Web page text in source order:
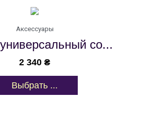
Аксессуары
со...
2 340 ₴
Выбрать ...